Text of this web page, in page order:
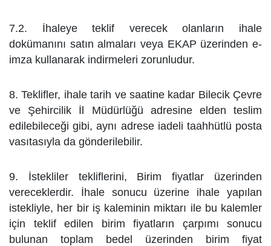
7.2. İhaleye teklif verecek olanların ihale
dokümanını satın almaları veya EKAP üzerinden e-
imza kullanarak indirmeleri zorunludur.
8. Teklifler, ihale tarih ve saatine kadar Bilecik Çevre
ve Şehircilik İl Müdürlüğü adresine elden teslim
edilebileceğigibi, aynı adrese iadeli taahhütlü posta
vasıtasıyla da gönderilebilir.
9. İstekliler tekliflerini, Birim fiyatlar üzerinden
vereceklerdir. İhale sonucu üzerine ihale yapılan
istekliyle, her bir iş kaleminin miktarı ile bu kalemler
için teklif edilen birim fiyatların çarpımı sonucu
bulunan toplam bedel üzerinden birim fiyat